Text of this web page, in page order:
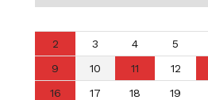
2
3 4 5
9
10 11 12
16
17 18 19